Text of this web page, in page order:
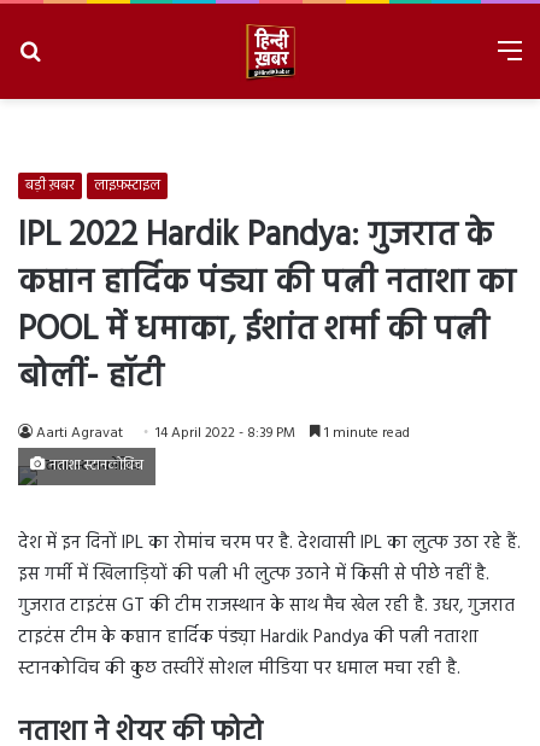
बड़ी ख़बर लाइफ़स्टाइल
IPL 2022 Hardik Pandya: गुजरात के
कप्तान हार्दिक पंड्या की पत्नी नताशा का
POOL में धमाका, ईशांत शर्मा की पत्नी
बोलीं- हॉटी
Aarti Agravat 14 April 2022 - 8:39 PM 1 minute read
नताशा स्टानकोविच
देश में इन दिनों IPL का रोमांच चरम पर है. देशवासी IPL का लुत्फ उठा रहे हैं.
इस गर्मी में खिलाड़ियों की पत्नी भी लुत्फ उठाने में किसी से पीछे नहीं है.
गुजरात टाइटंस GT की टीम राजस्थान के साथ मैच खेल रही है. उधर, गुजरात
टाइटंस टीम के कप्तान हार्दिक पंड्य़ा Hardik Pandya की पत्नी नताशा
स्टानकोविच की कुछ तस्वीरें सोशल मीडिया पर धमाल मचा रही है.
नताशा ने शेयर की फोटो